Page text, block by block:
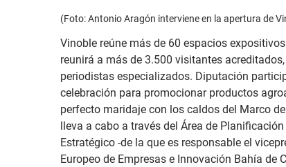
(Foto: Antonio Aragón interviene en la apertura de
Vinoble reúne más de 60 espacios
reunirá a más de 3.500 visitantes
periodistas especializados. Diputación
celebración para promocionar productos
perfecto maridaje con los caldos del Marco
lleva a cabo a través del Área de
Estratégico -de la que es responsable el
Europeo de Empresas e Innovación Bahía de